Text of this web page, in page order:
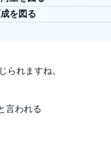
を図る
られますね。
言われる